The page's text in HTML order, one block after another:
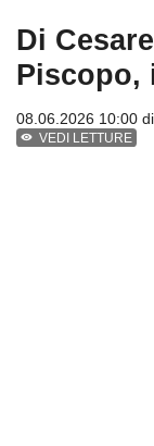
Di
Piscopo,
08.06.2026 10:00 di
VEDI LETTURE